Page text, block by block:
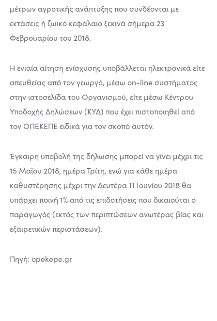
μέτρων αγροτικής ανάπτυξης που συνδέονται με
εκτάσεις ή ζωικό κεφάλαιο ξεκινά σήμερα 23
Φεβρουαρίου του 2018.
Η ενιαία αίτηση ενίσχυσης υποβάλλεται ηλεκτρονικά είτε
απευθείας από τον γεωργό, μέσω on-line συστήματος
στην ιστοσελίδα του Οργανισμού, είτε μέσω Κέντρου
Υποδοχής Δηλώσεων (ΚΥΔ) που έχει πιστοποιηθεί από
τον ΟΠΕΚΕΠΕ ειδικά για τον σκοπό αυτόν.
Έγκαιρη υποβολή της δήλωσης μπορεί να γίνει μέχρι τις
15 Μαΐου 2018, ημέρα Τρίτη, ενώ για κάθε ημέρα
καθυστέρησης μέχρι την Δευτέρα 11 Ιουνίου 2018 θα
υπάρχει ποινή 1% από τις επιδοτήσεις που δικαιούται ο
παραγωγός (εκτός των περιπτώσεων ανωτέρας βίας και
εξαιρετικών περιστάσεων).
Πηγή: opekepe.gr